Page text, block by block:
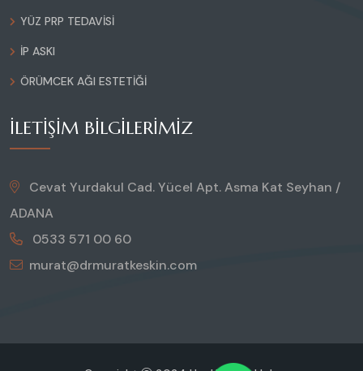
YÜZ PRP TEDAVISI
İP ASKI
ÖRÜMCEK AĞI ESTETIĞI
İLETIŞIM BILGILERIMIZ
Cevat Yurdakul Cad. Yücel Apt. Asma Kat Seyhan /
ADANA
0533 571 00 60
murat@drmuratkeskin.com